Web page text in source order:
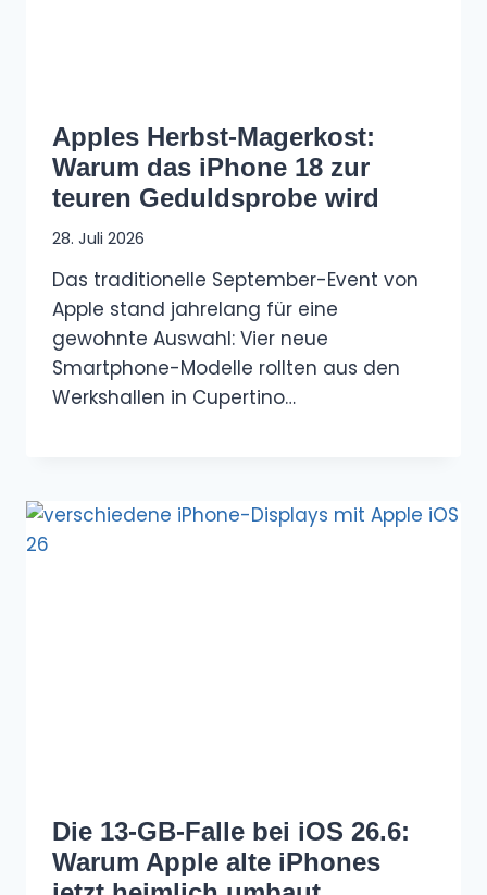
Apples Herbst-Magerkost:
Warum das iPhone 18 zur
teuren Geduldsprobe wird
28. Juli 2026
Das traditionelle September-Event von
Apple stand jahrelang für eine
gewohnte Auswahl: Vier neue
Smartphone-Modelle rollten aus den
Werkshallen in Cupertino…
Die 13-GB-Falle bei iOS 26.6:
Warum Apple alte iPhones